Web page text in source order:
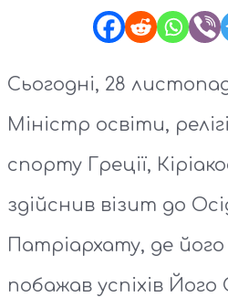
Сьогодні, 28
Міністр освіти,
спорту Греції,
здійснив візит до
Патріархату, де його
побажав успіхів